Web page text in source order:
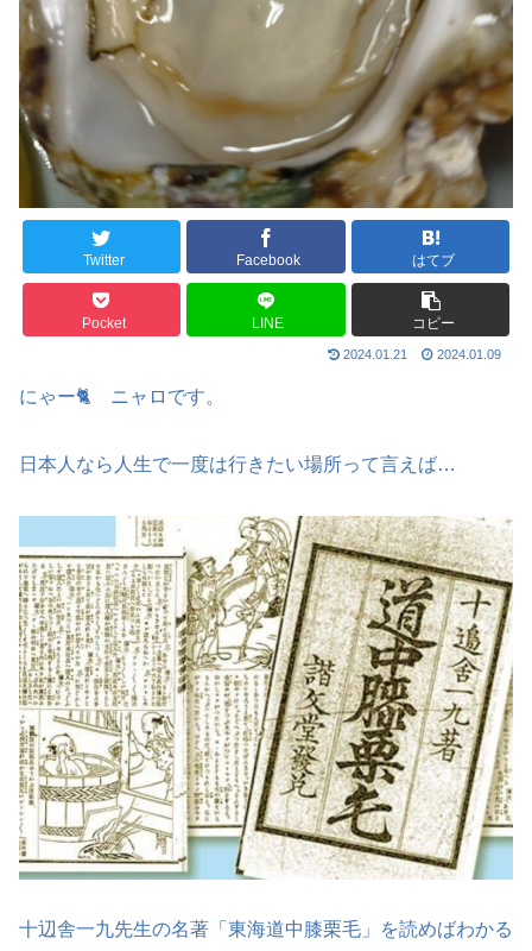
Twitter Facebook はてブ
Pocket LINE コピー
2024.01.21 2024.01.09
にゃー🐈 ニャロです。
日本人なら人生で一度は行きたい場所って言えば…
十辺舎一九先生の名著「東海道中膝栗毛」を読めばわかる